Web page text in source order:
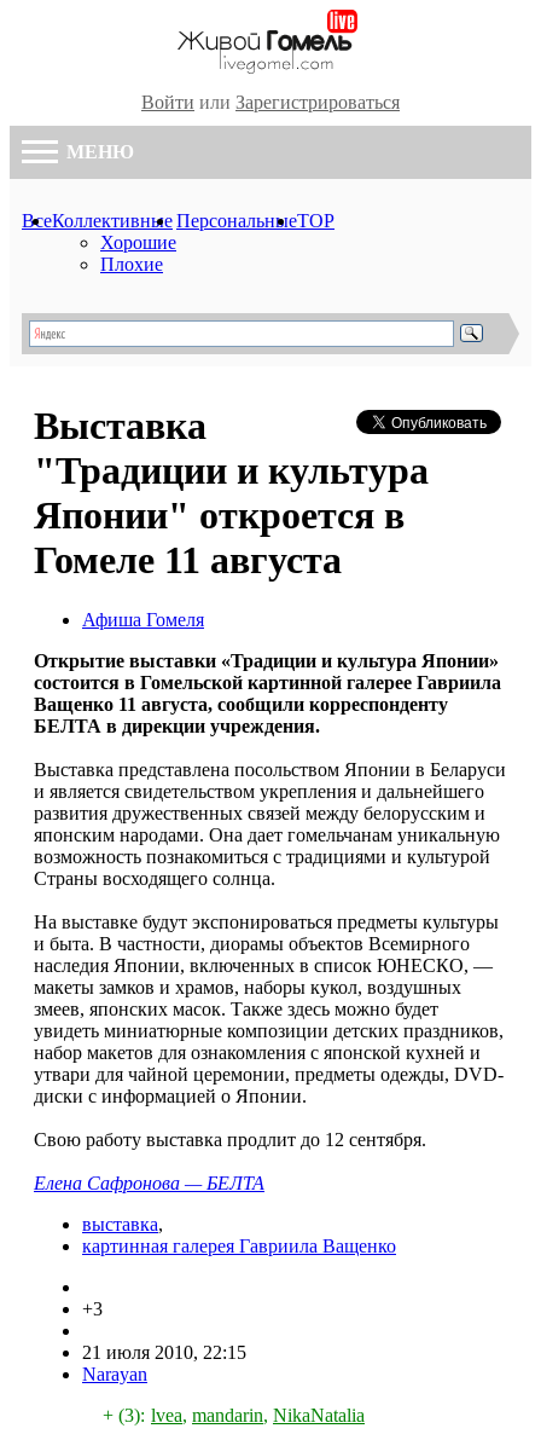
Войти или Зарегистрироваться
МЕНЮ
ВсеКоллективные
Хорошие
Плохие
ПерсональныеTOP
Выставка
"Традиции и культура
Японии" откроется в
Гомеле 11 августа
Афиша Гомеля
Открытие выставки «Традиции и культура Японии»
состоится в Гомельской картинной галерее Гавриила
Ващенко 11 августа, сообщили корреспонденту
БЕЛТА в дирекции учреждения.
Выставка представлена посольством Японии в Беларуси
и является свидетельством укрепления и дальнейшего
развития дружественных связей между белорусским и
японским народами. Она дает гомельчанам уникальную
возможность познакомиться с традициями и культурой
Страны восходящего солнца.
На выставке будут экспонироваться предметы культуры
и быта. В частности, диорамы объектов Всемирного
наследия Японии, включенных в список ЮНЕСКО, —
макеты замков и храмов, наборы кукол, воздушных
змеев, японских масок. Также здесь можно будет
увидеть миниатюрные композиции детских праздников,
набор макетов для ознакомления с японской кухней и
утвари для чайной церемонии, предметы одежды, DVD-
диски с информацией о Японии.
Свою работу выставка продлит до 12 сентября.
Елена Сафронова — БЕЛТА
выставка,
картинная галерея Гавриила Ващенко
+3
21 июля 2010, 22:15
Narayan
+ (3): lvea, mandarin, NikaNatalia